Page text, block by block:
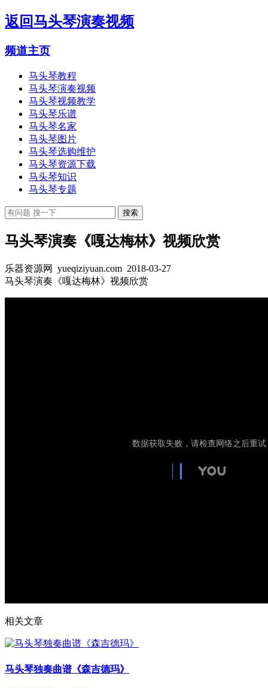
返回马头琴演奏视频
频道主页
马头琴教程
马头琴演奏视频
马头琴视频教学
马头琴乐谱
马头琴名家
马头琴图片
马头琴选购维护
马头琴资源下载
马头琴知识
马头琴专题
马头琴演奏《嘎达梅林》视频欣赏
乐器资源网 yueqiziyuan.com 2018-03-27
马头琴演奏《嘎达梅林》视频欣赏
相关文章
马头琴独奏曲谱《森吉德玛》